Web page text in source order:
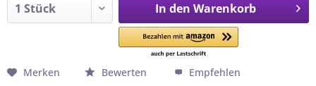
In den Warenkorb
Merken Bewerten Empfehlen